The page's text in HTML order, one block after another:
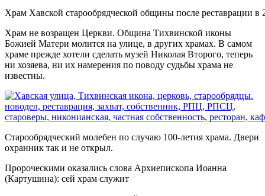
Храм Хавской старообрядческой общины после реставрации в
Храм не возращен Церкви. Община Тихвинской иконы
Божией Матери молится на улице, в других храмах. В самом
храме прежде хотели сделать музей Николая Второго, теперь
ни хозяева, ни их намерения по поводу судьбы храма не
известны.
Старообрядческий молебен по случаю 100-летия храма. Двери
охранник так и не открыл.
Пророческими оказались слова Архиепископа Иоанна
(Картушина): сей храм служит